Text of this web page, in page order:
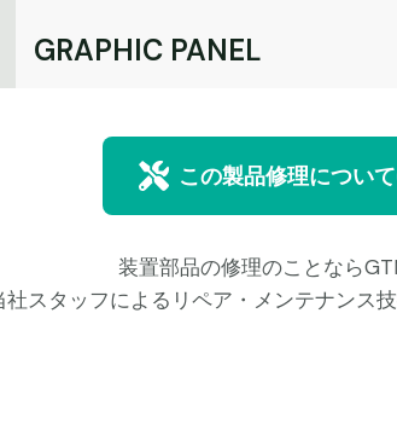
GRAPHIC PANEL
この製品修理につい
装置部品の修理のことなら
社スタッフによるリペア・メンテナンス